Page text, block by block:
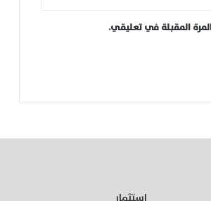
المقبلة في تعليقي.